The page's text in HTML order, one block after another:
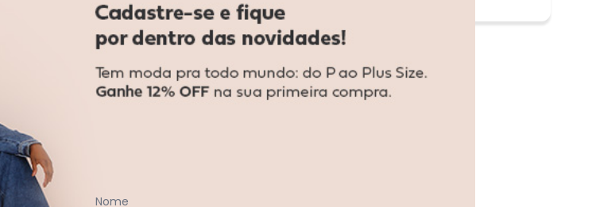
Ver todas as avaliações
Nome